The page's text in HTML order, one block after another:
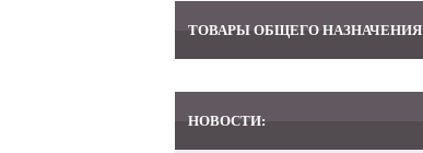
ТОВАРЫ ОБЩЕГО НАЗНАЧЕНИЯ
НОВОСТИ: